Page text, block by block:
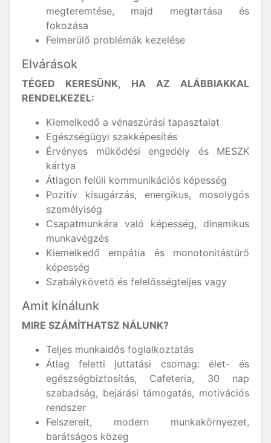
megteremtése, majd megtartása és
fokozása
Felmerülő problémák kezelése
Elvárások
TÉGED KERESÜNK, HA AZ ALÁBBIAKKAL
RENDELKEZEL:
Kiemelkedő a vénaszúrási tapasztalat
Egészségügyi szakképesítés
Érvényes működési engedély és MESZK
kártya
Átlagon felüli kommunikációs képesség
Pozitív kisugárzás, energikus, mosolygós
személyiség
Csapatmunkára való képesség, dinamikus
munkavégzés
Kiemelkedő empátia és monotonitástűrő
képesség
Szabálykövető és felelősségteljes vagy
Amit kínálunk
MIRE SZÁMÍTHATSZ NÁLUNK?
Teljes munkaidős foglalkoztatás
Átlag feletti juttatási csomag: élet- és
egészségbiztosítás, Cafeteria, 30 nap
szabadság, bejárási támogatás, motivációs
rendszer
Felszerelt, modern munkakörnyezet,
barátságos közeg